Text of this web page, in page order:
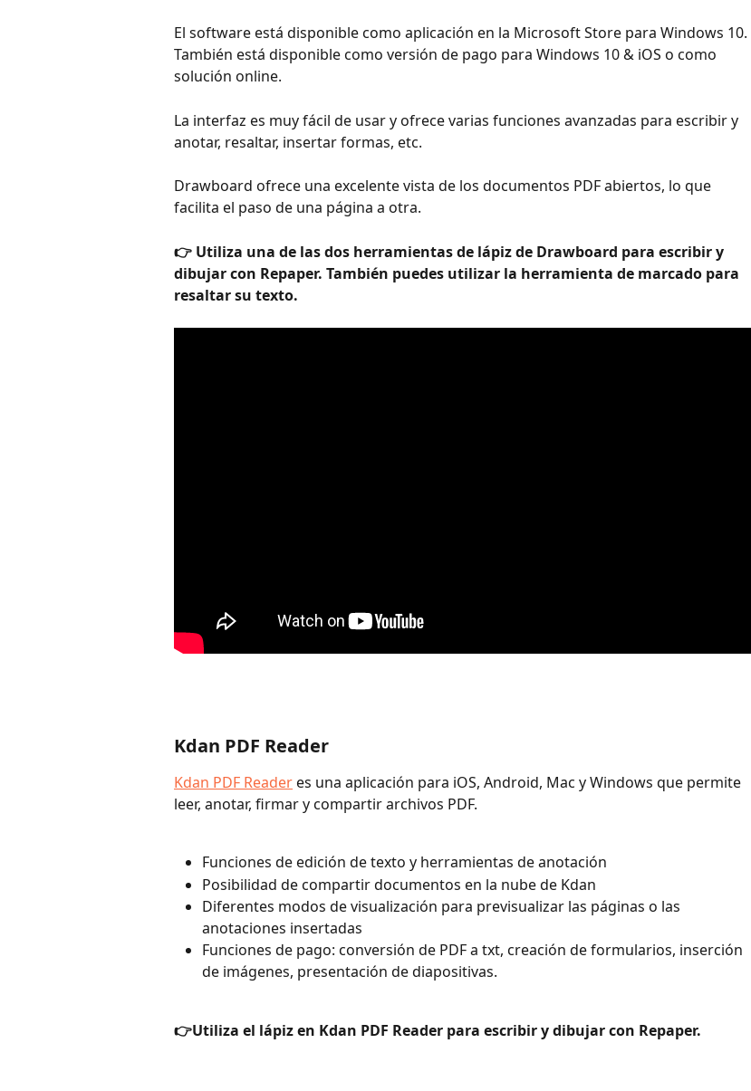
El software está disponible como aplicación en la Microsoft Store para Windows 10.
También está disponible como versión de pago para Windows 10 & iOS o como
solución online.
La interfaz es muy fácil de usar y ofrece varias funciones avanzadas para escribir y
anotar, resaltar, insertar formas, etc.
Drawboard ofrece una excelente vista de los documentos PDF abiertos, lo que
facilita el paso de una página a otra.
👉 Utiliza una de las dos herramientas de lápiz de Drawboard para escribir y
dibujar con Repaper. También puedes utilizar la herramienta de marcado para
resaltar su texto.
Kdan PDF Reader
Kdan PDF Reader es una aplicación para iOS, Android, Mac y Windows que permite
leer, anotar, firmar y compartir archivos PDF.
Funciones de edición de texto y herramientas de anotación
Posibilidad de compartir documentos en la nube de Kdan
Diferentes modos de visualización para previsualizar las páginas o las
anotaciones insertadas
Funciones de pago: conversión de PDF a txt, creación de formularios, inserción
de imágenes, presentación de diapositivas.
👉Utiliza el lápiz en Kdan PDF Reader para escribir y dibujar con Repaper.